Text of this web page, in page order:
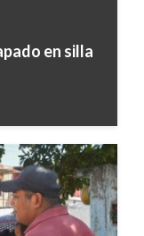
en silla